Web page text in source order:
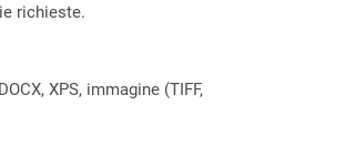
richieste.
XPS, immagine (TIFF,